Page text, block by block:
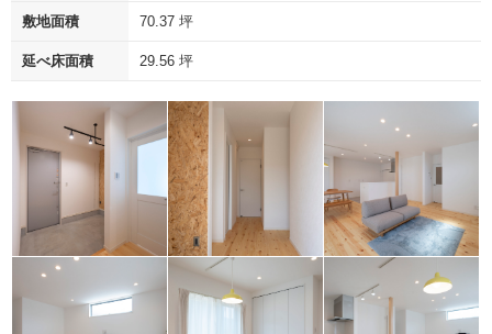
敷地面積 70.37 坪
延べ床面積 29.56 坪